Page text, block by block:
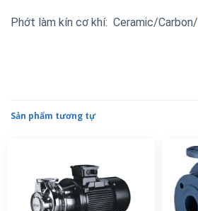
Phớt làm kín cơ khí: Ceramic/Carbon/
Sản phẩm tương tự